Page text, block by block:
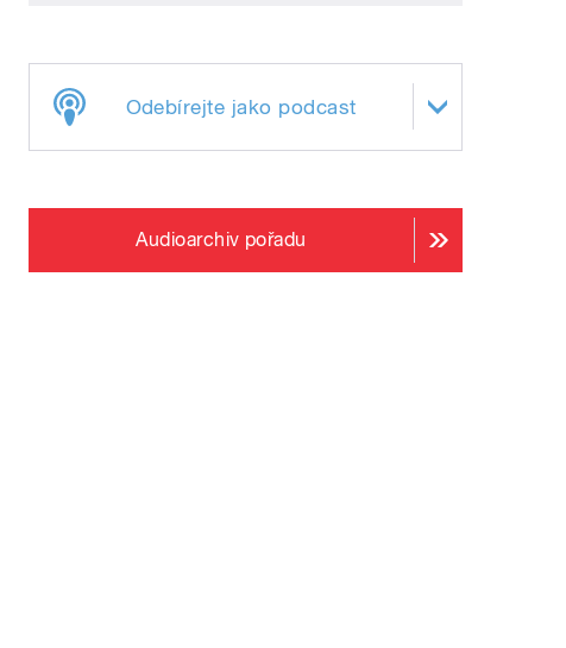
Odebírejte jako podcast
Audioarchiv pořadu